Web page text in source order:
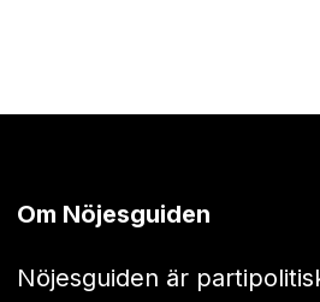
Om Nöjesguiden
Nöjesguiden är